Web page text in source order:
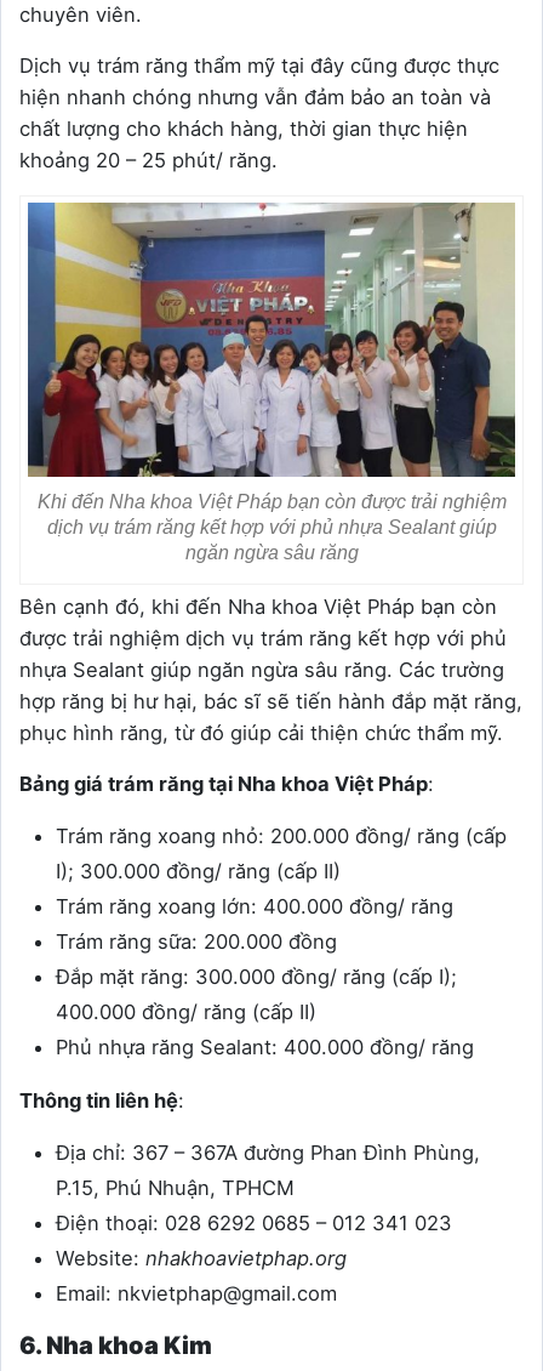
chuyên viên.
Dịch vụ trám răng thẩm mỹ tại đây cũng được thực
hiện nhanh chóng nhưng vẫn đảm bảo an toàn và
chất lượng cho khách hàng, thời gian thực hiện
khoảng 20 – 25 phút/ răng.
Khi đến Nha khoa Việt Pháp bạn còn được trải nghiệm
dịch vụ trám răng kết hợp với phủ nhựa Sealant giúp
ngăn ngừa sâu răng
Bên cạnh đó, khi đến Nha khoa Việt Pháp bạn còn
được trải nghiệm dịch vụ trám răng kết hợp với phủ
nhựa Sealant giúp ngăn ngừa sâu răng. Các trường
hợp răng bị hư hại, bác sĩ sẽ tiến hành đắp mặt răng,
phục hình răng, từ đó giúp cải thiện chức thẩm mỹ.
Bảng giá trám răng tại Nha khoa Việt Pháp:
Trám răng xoang nhỏ: 200.000 đồng/ răng (cấp
I); 300.000 đồng/ răng (cấp II)
Trám răng xoang lớn: 400.000 đồng/ răng
Trám răng sữa: 200.000 đồng
Đắp mặt răng: 300.000 đồng/ răng (cấp I);
400.000 đồng/ răng (cấp II)
Phủ nhựa răng Sealant: 400.000 đồng/ răng
Thông tin liên hệ:
Địa chỉ: 367 – 367A đường Phan Đình Phùng,
P.15, Phú Nhuận, TPHCM
Điện thoại: 028 6292 0685 – 012 341 023
Website: nhakhoavietphap.org
Email: nkvietphap@gmail.com
6. Nha khoa Kim